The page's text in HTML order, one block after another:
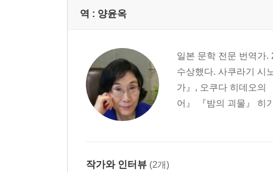
역 : 양윤옥
일본 문학 전문 번역가.
수상했다. 사쿠라기 시
가』, 오쿠다 히데오의
어』 『밤의 괴물』 히
작가와 인터뷰 (2개)